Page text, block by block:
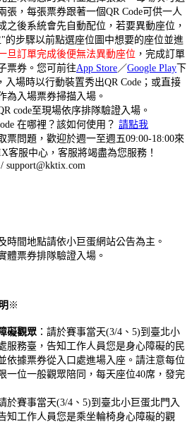
張，每張票券跟著一個QR Code可供一人
之後系統會先自動配位，若要異動座位，
的步驟以前點選座位圖中想要的座位並進
旦訂單完成後便無法異動座位 ，完成訂單
票券。您可前往App Store ／Google Play 下
入場時以行動裝置秀出QR Code；或直接
為入場票券掃描入場。
code至現場依序排隊驗證入場。
在哪裡？該如何使用？ 請點我
票問題，歡迎於週一至週五09:00-18:00來
客服中心，客服將竭盡為您服務！
support@kktix.com
時間地點請依小巨蛋網站公告為主 。
體票券排隊驗證入場。
※
礙觀眾 ：請於賽事當天(3/4、5)到臺北小
服務臺，告知工作人員您是身心障礙的民
依據票券從入口處進場入座。請注意每位
一位一般觀眾陪同，每天座位40席，發完
於賽事當天(3/4、5)到臺北小巨蛋北門入
知工作人員您是乘坐輪椅身心障礙的觀